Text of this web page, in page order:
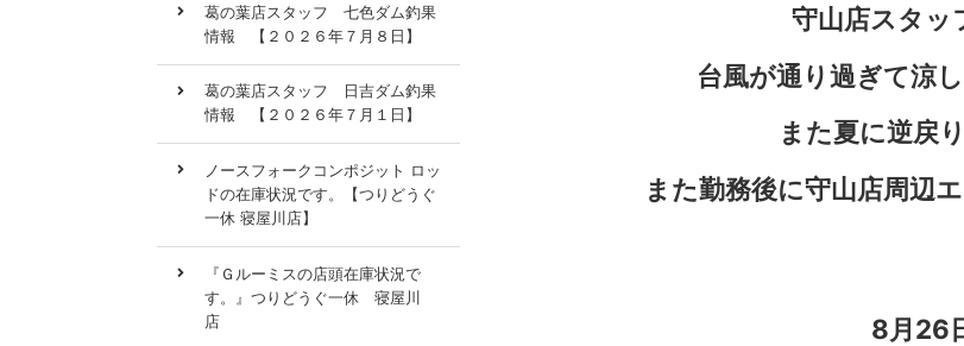
守山店スタッ
台風が通り過ぎて涼
また夏に逆戻
また勤務後に守山店周辺
8月26
葛の葉店スタッフ 七色ダム釣果
情報 【２０２６年７月８日】
葛の葉店スタッフ 日吉ダム釣果
情報 【２０２６年７月１日】
ノースフォークコンポジット ロッ
ドの在庫状況です。【つりどうぐ
一休 寝屋川店】
『Ｇルーミスの店頭在庫状況で
す。』つりどうぐ一休 寝屋川
店